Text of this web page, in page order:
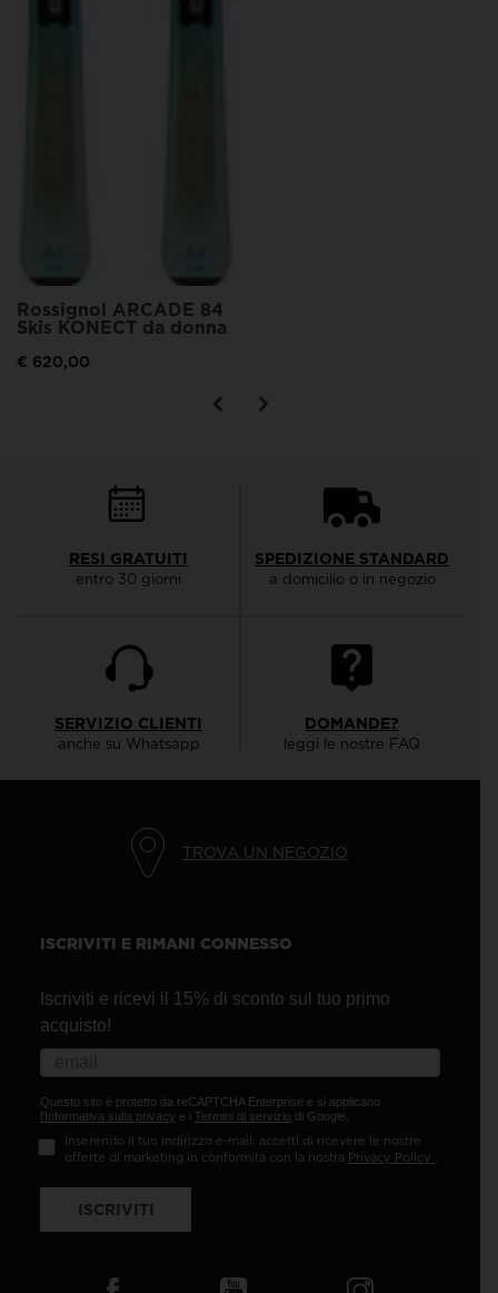
Rossignol ARCADE 84
Skis KONECT da donna
€ 620,00
RESI GRATUITI
entro 30 giorni
SPEDIZIONE STANDARD
a domicilio o in negozio
SERVIZIO CLIENTI
anche su Whatsapp
DOMANDE?
leggi le nostre FAQ
TROVA UN NEGOZIO
ISCRIVITI E RIMANI CONNESSO
Iscriviti e ricevi il 15% di sconto sul tuo primo
acquisto!
Questo sito è protetto da reCAPTCHA Enterprise e si applicano
l'Informativa sulla privacy e i Termini di servizio di Google.
Inserendo il tuo indirizzo e-mail, accetti di ricevere le nostre
offerte di marketing in conformità con la nostra Privacy Policy .
ISCRIVITI